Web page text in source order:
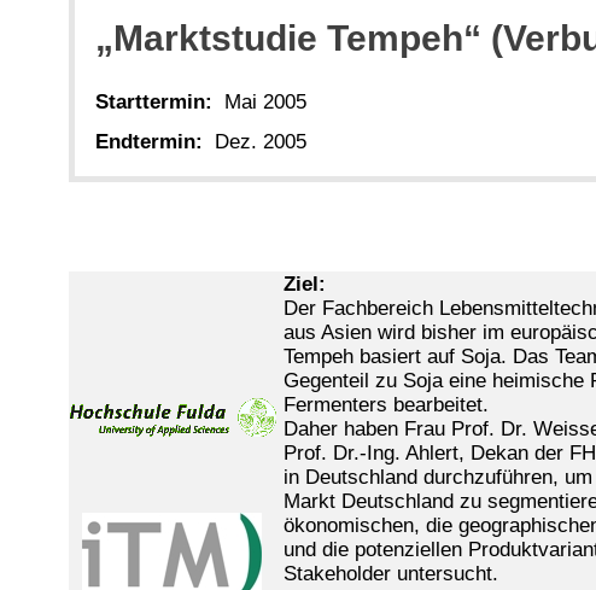
„Marktstudie Tempeh“
Starttermin:
Mai 2005
Endtermin:
Dez. 2005
Ziel:
Der Fachbereich
aus Asien wird bisher im
Tempeh basiert auf Soja. Das
Gegenteil zu Soja eine
Fermenters bearbeitet.
Daher haben Frau Prof. Dr.
Prof. Dr.-Ing. Ahlert, Dekan der
in Deutschland durchzuführen,
Markt Deutschland zu
ökonomischen, die
und die potenziellen
Stakeholder untersucht.